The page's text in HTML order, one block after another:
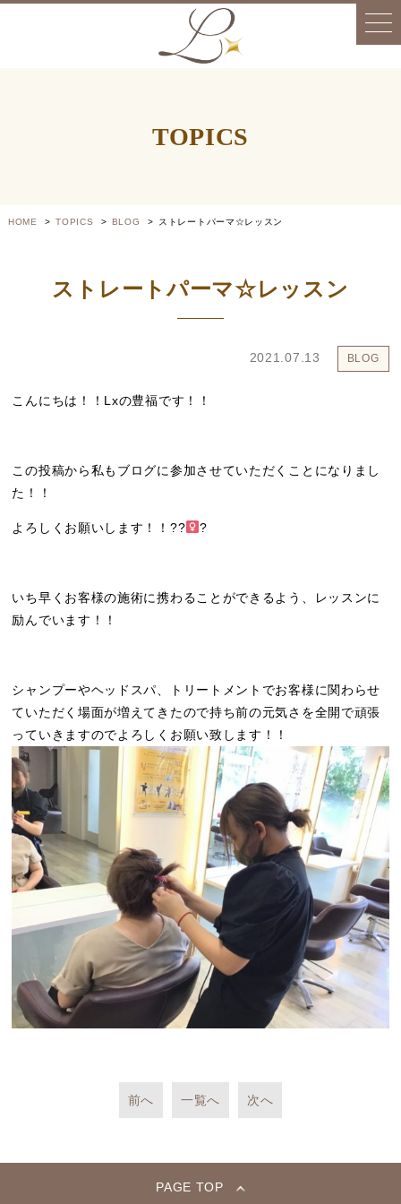
TOPICS
HOME TOPICS BLOG ストレートパーマ☆レッスン
ストレートパーマ☆レッスン
2021.07.13 BLOG
こんにちは！！Lxの豊福です！！
この投稿から私もブログに参加させていただくことになりまし
た！！
よろしくお願いします！！??‍ ?
いち早くお客様の施術に携わることができるよう、レッスンに
励んでいます！！
シャンプーやヘッドスパ、トリートメントでお客様に関わらせ
ていただく場面が増えてきたので持ち前の元気さを全開で頑張
っていきますのでよろしくお願い致します！！
前へ 一覧へ 次へ
PAGE TOP